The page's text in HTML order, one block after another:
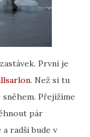
První je
. Než si tu
Přejížíme
pár
radši bude v